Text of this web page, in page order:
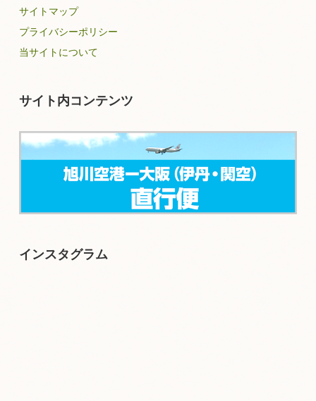
サイトマップ
プライバシーポリシー
当サイトについて
サイト内コンテンツ
インスタグラム